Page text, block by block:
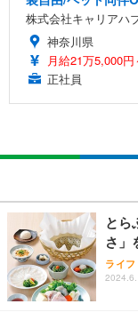
株式会社キャリアハ
神奈川県
月給21万5,000
正社員
とら
さ」
ライフ